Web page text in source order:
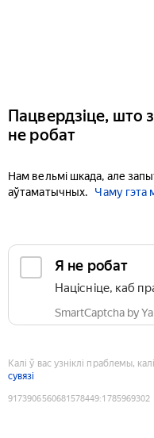
Пацвердзіце, што
не робат
Нам вельмі шкада, але
аўтаматычных.
Чаму гэта
Я не робат
Націсніце, каб
SmartCaptcha by
Калі ў вас узніклі праблемы,
сувязі
9173906560681578449:1785969302